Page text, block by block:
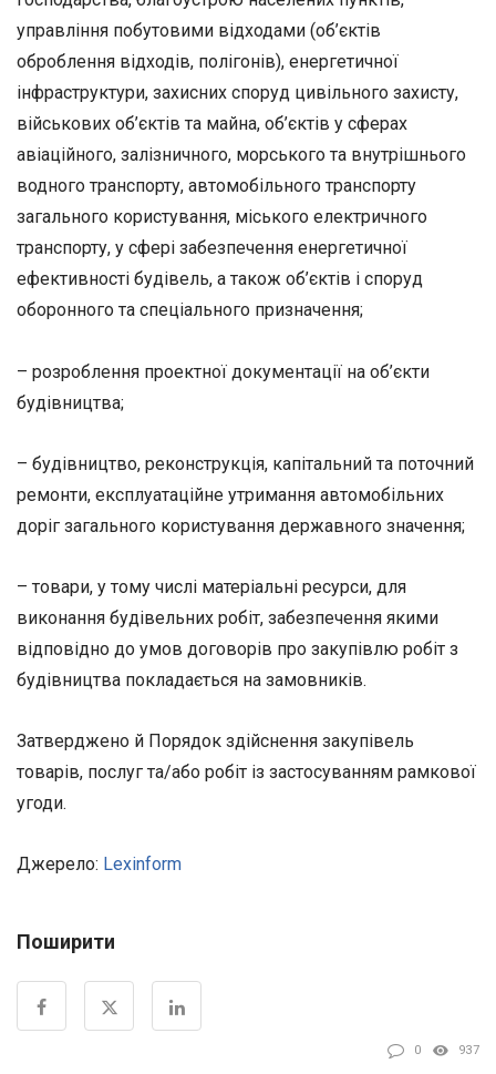
управління побутовими відходами (об’єктів
оброблення відходів, полігонів), енергетичної
інфраструктури, захисних споруд цивільного захисту,
військових об’єктів та майна, об’єктів у сферах
авіаційного, залізничного, морського та внутрішнього
водного транспорту, автомобільного транспорту
загального користування, міського електричного
транспорту, у сфері забезпечення енергетичної
ефективності будівель, а також об’єктів і споруд
оборонного та спеціального призначення;
– розроблення проектної документації на об’єкти
будівництва;
– будівництво, реконструкція, капітальний та поточний
ремонти, експлуатаційне утримання автомобільних
доріг загального користування державного значення;
– товари, у тому числі матеріальні ресурси, для
виконання будівельних робіт, забезпечення якими
відповідно до умов договорів про закупівлю робіт з
будівництва покладається на замовників.
Затверджено й Порядок здійснення закупівель
товарів, послуг та/або робіт із застосуванням рамкової
угоди.
Джерело: Lexinform
Поширити
0 937